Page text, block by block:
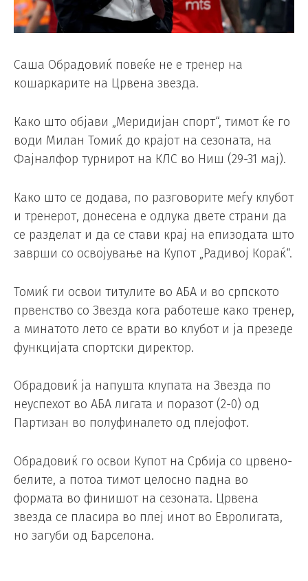
Саша Обрадовиќ повеќе не е тренер на
кошаркарите на Црвена звезда.
Како што објави „Меридијан спорт“, тимот ќе го
води Милан Томиќ до крајот на сезоната, на
Фајналфор турнирот на КЛС во Ниш (29-31 мај).
Како што се додава, по разговорите меѓу клубот
и тренерот, донесена е одлука двете страни да
се разделат и да се стави крај на епизодата што
заврши со освојување на Купот „Радивој Кораќ“.
Томиќ ги освои титулите во АБА и во српското
првенство со Звезда кога работеше како тренер,
а минатото лето се врати во клубот и ја презеде
функцијата спортски директор.
Обрадовиќ ја напушта клупата на Звезда по
неуспехот во АБА лигата и поразот (2-0) од
Партизан во полуфиналето од плејофот.
Обрадовиќ го освои Купот на Србија со црвено-
белите, а потоа тимот целосно падна во
формата во финишот на сезоната. Црвена
звезда се пласира во плеј инот во Евролигата,
но загуби од Барселона.